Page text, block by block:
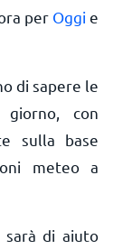
per Oggi e
di sapere le
giorno, con
sulla base
meteo a
di aiuto